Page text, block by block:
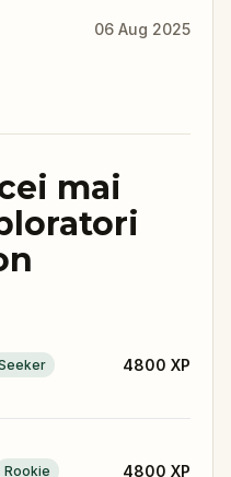
06 Aug 2025
mai
4800 XP
Rookie 4800 XP